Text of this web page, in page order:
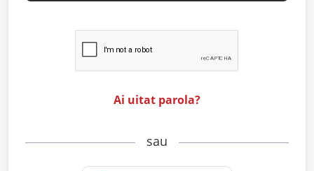
Ai uitat parola?
sau